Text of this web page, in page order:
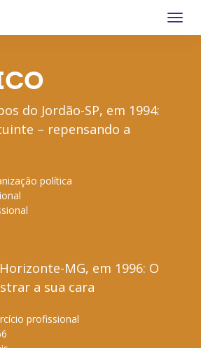
Menu
do Jordão-SP, em 1994:
– repensando a
política
MG, em 1996: O
a sua cara
profissional